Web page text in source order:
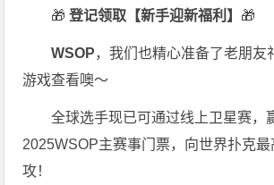
🎁 登记领取【新手迎新福利】 🎁
WSOP，我们也精心准备了老朋友
游戏查看噢～
全球选手现已可通过线上卫星赛，
2025WSOP主赛事门票，向世界扑克
攻！